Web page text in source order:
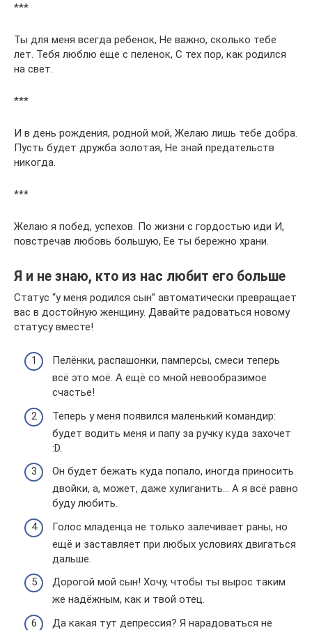
***
Ты для меня всегда ребенок, Не важно, сколько тебе
лет. Тебя люблю еще с пеленок, С тех пор, как родился
на свет.
***
И в день рождения, родной мой, Желаю лишь тебе добра.
Пусть будет дружба золотая, Не знай предательств
никогда.
***
Желаю я побед, успехов. По жизни с гордостью иди И,
повстречав любовь большую, Ее ты бережно храни.
Я и не знаю, кто из нас любит его больше
Статус “у меня родился сын” автоматически превращает
вас в достойную женщину. Давайте радоваться новому
статусу вместе!
Пелёнки, распашонки, памперсы, смеси теперь
всё это моё. А ещё со мной невообразимое
счастье!
Теперь у меня появился маленький командир:
будет водить меня и папу за ручку куда захочет
:D.
Он будет бежать куда попало, иногда приносить
двойки, а, может, даже хулиганить… А я всё равно
буду любить.
Голос младенца не только залечивает раны, но
ещё и заставляет при любых условиях двигаться
дальше.
Дорогой мой сын! Хочу, чтобы ты вырос таким
же надёжным, как и твой отец.
Да какая тут депрессия? Я нарадоваться не